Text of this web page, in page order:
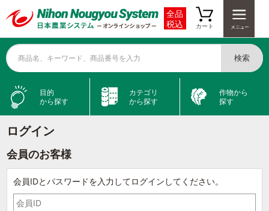
全品
税込
カート
商品名、キーワード、商品番号を入力 検索
目的
から探す
カテゴリ
から探す
作物から
探す
ログイン
会員のお客様
会員IDとパスワードを入力してログインしてください。